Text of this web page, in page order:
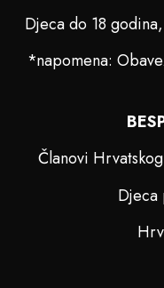
Djeca do 18
*napomena:
Članovi
Djeca